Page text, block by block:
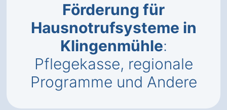
Förderung für
Hausnotrufsysteme in
Klingenmühle:
Pflegekasse, regionale
Programme und Andere